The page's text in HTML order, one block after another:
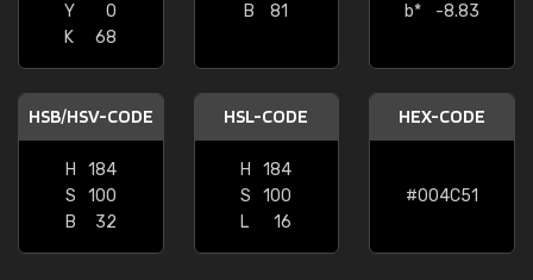
Y
0
K
68
B
81
b*
-8.83
HSB/HSV-CODE
H
184
S
100
B
32
HSL-CODE
H
184
S
100
L
16
HEX-CODE
#004C51